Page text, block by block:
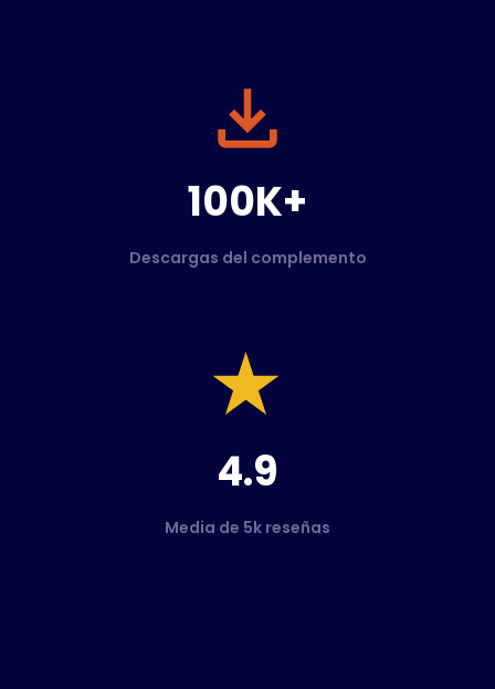
100K+
Descargas del complemento
4.9
Media de 5k reseñas